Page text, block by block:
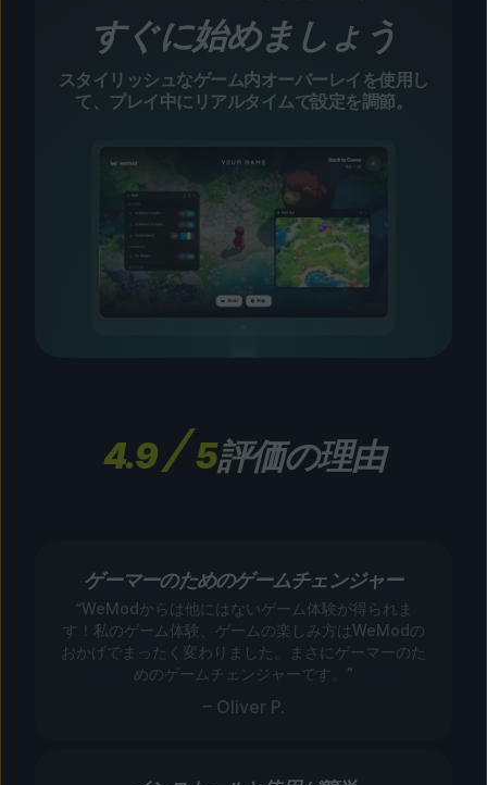
すぐに始めましょう
スタイリッシュなゲーム内オーバーレイを使用し
て、プレイ中にリアルタイムで設定を調節。
4.9 5評価の理由
ゲーマーのためのゲームチェンジャー
“WeModからは他にはないゲーム体験が得られま
す！私のゲーム体験、ゲームの楽しみ方はWeModの
おかげでまったく変わりました。まさにゲーマーのた
めのゲームチェンジャーです。”
– Oliver P.